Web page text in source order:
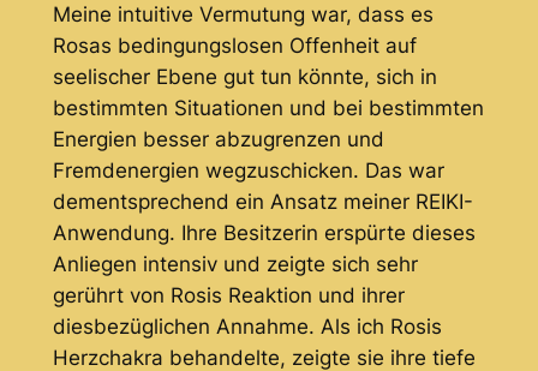
Meine intuitive Vermutung war, dass es
Rosas bedingungslosen Offenheit auf
seelischer Ebene gut tun könnte, sich in
bestimmten Situationen und bei bestimmten
Energien besser abzugrenzen und
Fremdenergien wegzuschicken. Das war
dementsprechend ein Ansatz meiner REIKI-
Anwendung. Ihre Besitzerin erspürte dieses
Anliegen intensiv und zeigte sich sehr
gerührt von Rosis Reaktion und ihrer
diesbezüglichen Annahme. Als ich Rosis
Herzchakra behandelte, zeigte sie ihre tiefe